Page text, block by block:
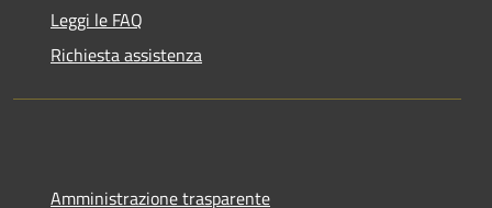
Leggi le FAQ
Richiesta assistenza
Amministrazione trasparente